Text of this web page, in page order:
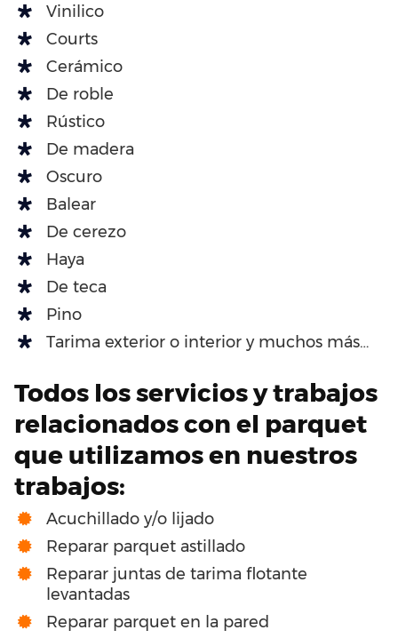
Vinilico
Courts
Cerámico
De roble
Rústico
De madera
Oscuro
Balear
De cerezo
Haya
De teca
Pino
Tarima exterior o interior y muchos más…
Todos los servicios y trabajos
relacionados con el parquet
que utilizamos en nuestros
trabajos:
Acuchillado y/o lijado
Reparar parquet astillado
Reparar juntas de tarima flotante
levantadas
Reparar parquet en la pared